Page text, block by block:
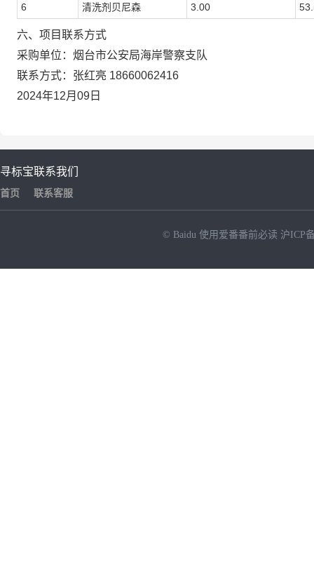
6 清洗剂贝尼森 3.00
六、项目联系方式
采购单位：烟台市公安局海岸警察支队
联系方式：张红亮 18660062416
2024年12月09日
寻标宝
首页
联系我们
联系客服
© Baidu 使用爱番番前必读 沪ICP